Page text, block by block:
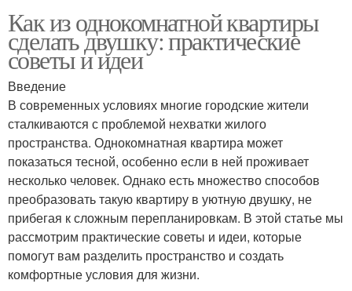
Как из однокомнатной квартиры
сделать двушку: практические
советы и идеи
Введение
В современных условиях многие городские жители
сталкиваются с проблемой нехватки жилого
пространства. Однокомнатная квартира может
показаться тесной, особенно если в ней проживает
несколько человек. Однако есть множество способов
преобразовать такую квартиру в уютную двушку, не
прибегая к сложным перепланировкам. В этой статье мы
рассмотрим практические советы и идеи, которые
помогут вам разделить пространство и создать
комфортные условия для жизни.